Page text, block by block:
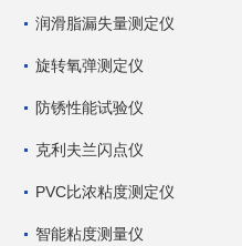
润滑脂漏失量测定仪
旋转氧弹测定仪
防锈性能试验仪
克利夫兰闪点仪
PVC比浓粘度测定仪
智能粘度测量仪